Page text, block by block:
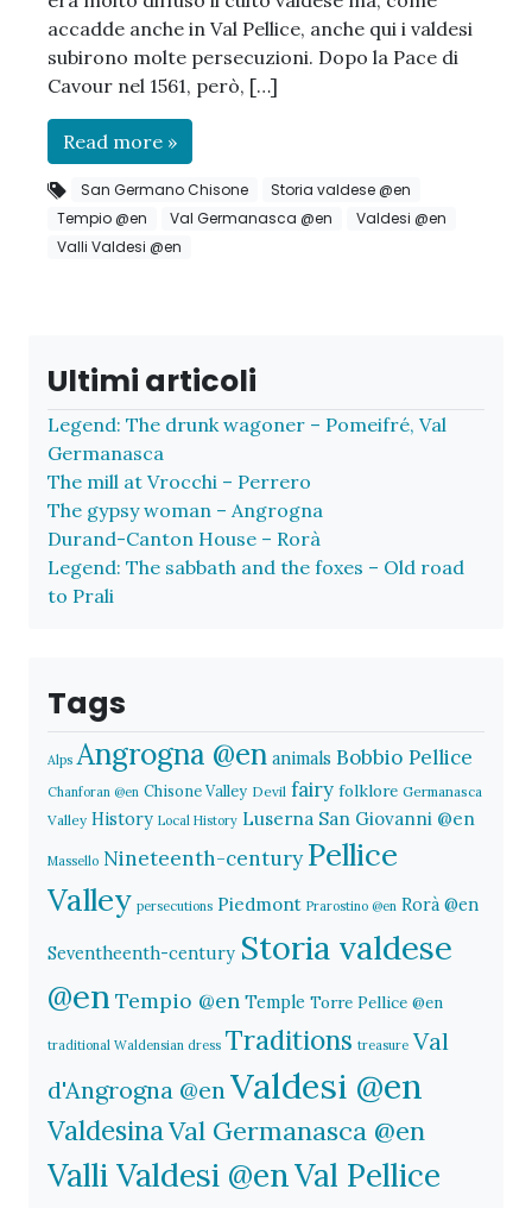
accadde anche in Val Pellice, anche qui i valdesi
subirono molte persecuzioni. Dopo la Pace di
Cavour nel 1561, però, […]
Read more »
San Germano Chisone
Storia valdese @en
Tempio @en
Val Germanasca @en
Valdesi @en
Valli Valdesi @en
Ultimi articoli
Legend: The drunk wagoner – Pomeifré, Val
Germanasca
The mill at Vrocchi – Perrero
The gypsy woman – Angrogna
Durand-Canton House – Rorà
Legend: The sabbath and the foxes – Old road
to Prali
Tags
Alps Angrogna @en animals Bobbio Pellice
Chanforan @en Chisone Valley Devil fairy folklore Germanasca
Valley History Local History Luserna San Giovanni @en
Massello Nineteenth-century Pellice
Valley persecutions Piedmont Prarostino @en Rorà @en
Seventheenth-century Storia valdese
@en Tempio @en Temple Torre Pellice @en
traditional Waldensian dress Traditions treasure Val
d'Angrogna @enValdesi @en
ValdesinaVal Germanasca @en
Valli Valdesi @enVal Pellice